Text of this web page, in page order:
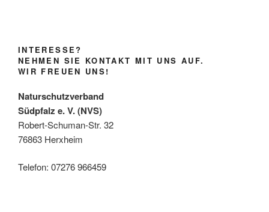
INTERESSE?
NEHMEN SIE KONTAKT MIT UNS AUF.
WIR FREUEN UNS!
Naturschutzverband
Südpfalz e. V. (NVS)
Robert-Schuman-Str. 32
76863 Herxheim
Telefon: 07276 966459